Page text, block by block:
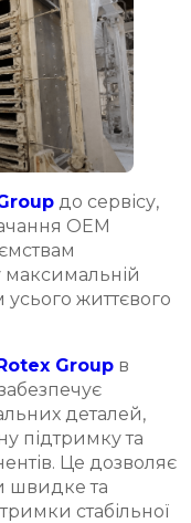
до сервісу,
OEM
максимальній
усього життєвого
Group в
деталей,
підтримку та
Це дозволяє
швидке та
стабільної